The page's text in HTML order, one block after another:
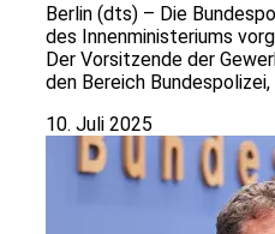
Berlin (dts) – Die
des Innenministeriums
Der Vorsitzende der
den Bereich Bundespolizei,
10. Juli 2025